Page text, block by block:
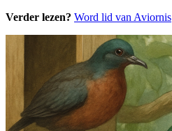
Verder lezen? Word lid van Aviornis